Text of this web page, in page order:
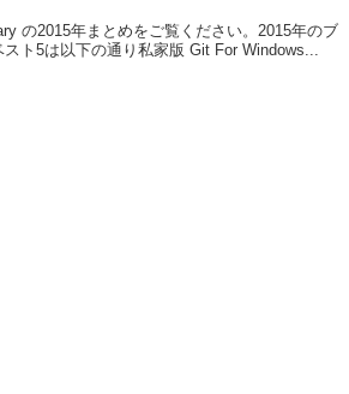
の2015年まとめをご覧ください。2015年のブ
ト5は以下の通り私家版 Git For Windows...